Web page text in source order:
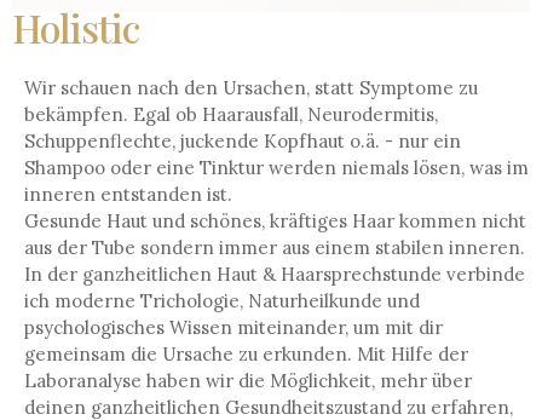
Holistic
Wir schauen nach den Ursachen, statt Symptome zu
bekämpfen. Egal ob Haarausfall, Neurodermitis,
Schuppenflechte, juckende Kopfhaut o.ä. - nur ein
Shampoo oder eine Tinktur werden niemals lösen, was im
inneren entstanden ist.
Gesunde Haut und schönes, kräftiges Haar kommen nicht
aus der Tube sondern immer aus einem stabilen inneren.
In der ganzheitlichen Haut & Haarsprechstunde verbinde
ich moderne Trichologie, Naturheilkunde und
psychologisches Wissen miteinander, um mit dir
gemeinsam die Ursache zu erkunden. Mit Hilfe der
Laboranalyse haben wir die Möglichkeit, mehr über
deinen ganzheitlichen Gesundheitszustand zu erfahren,